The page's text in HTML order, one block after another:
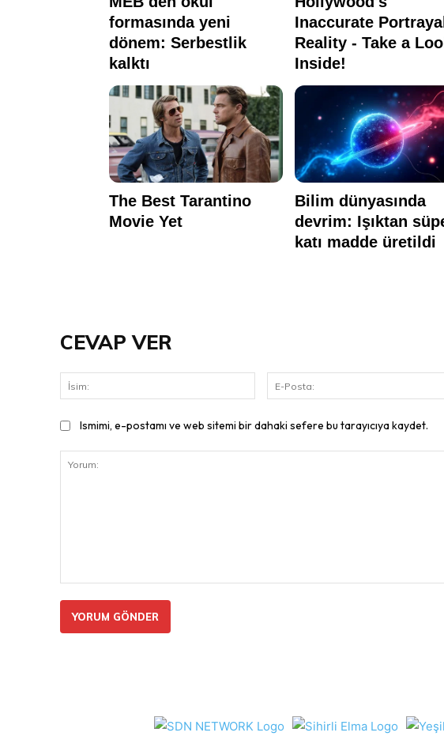
CEVAP VER
Ismimi, e-postamı ve web sitemi bir dahaki sefere bu tarayıcıya kaydet.